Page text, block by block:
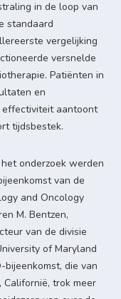
in de loop van
standaard
vergelijking
versnelde
Patiënten in
en
effectiviteit aantoont
tijdsbestek.
onderzoek werden
van de
and Oncology
M. Bentzen,
van de divisie
of Maryland
bijeenkomst, die van
trok meer